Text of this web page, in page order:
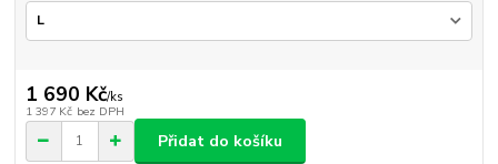
1 690 Kč/ks
1 397 Kč bez DPH
Přidat do košíku